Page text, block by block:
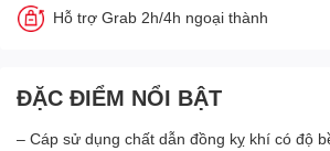
Hỗ trợ Grab 2h/4h ngoại thành
ĐẶC ĐIỂM NỔI BẬT
– Cáp sử dụng chất dẫn đồng kỵ khí có độ